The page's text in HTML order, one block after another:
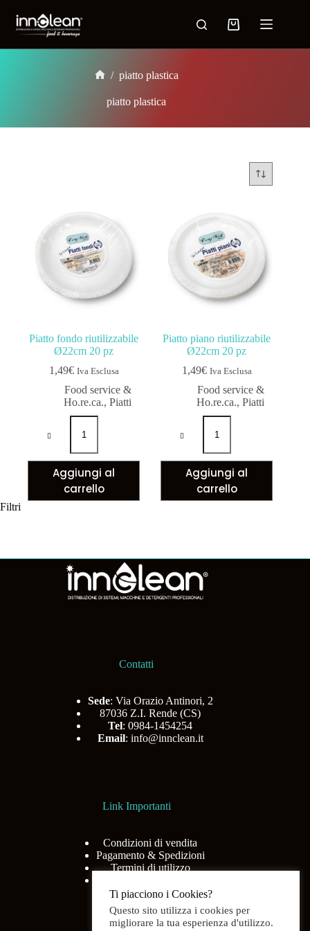
contenuto
Carrello
/ piatto plastica
piatto plastica
Piatto fondo riutilizzabile
Ø22cm 20 pz
1,49€ Iva Esclusa
Food service &
Ho.re.ca.,Piatti
Piatto
fondo
Ø22cm
20
pz
quantità
Aggiungi al
carrello
Piatto piano riutilizzabile
Ø22cm 20 pz
1,49€ Iva Esclusa
Food service &
Ho.re.ca.,Piatti
Piatto
piano
Ø22cm
20
pz
quantità
Aggiungi al
carrello
Filtri
Contatti
Sede: Via Orazio Antinori, 2
87036 Z.I. Rende (CS)
Tel: 0984-1454254
Email: info@innclean.it
Link Importanti
Condizioni di vendita
Pagamento & Spedizioni
Termini di utilizzo
Ti piacciono i Cookies?
Questo sito utilizza i cookies per
migliorare la tua esperienza d'utilizzo.